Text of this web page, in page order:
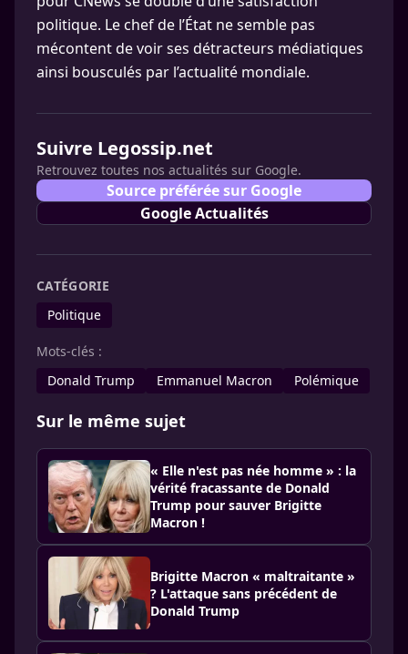
politique. Le chef de l’État ne semble pas
mécontent de voir ses détracteurs médiatiques
ainsi bousculés par l’actualité mondiale.
Suivre Legossip.net
Retrouvez toutes nos actualités sur Google.
Source préférée sur Google
Google Actualités
CATÉGORIE
Politique
Mots-clés :
Donald Trump
Emmanuel Macron Polémique
Sur le même sujet
« Elle n'est pas née homme » : la
vérité fracassante de Donald
Trump pour sauver Brigitte
Macron !
Brigitte Macron « maltraitante »
? L'attaque sans précédent de
Donald Trump